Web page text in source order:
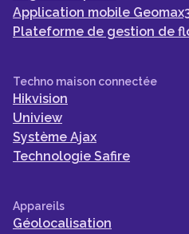
Application mobile
Plateforme de gestion de
Techno maison connectée
Hikvision
Uniview
Système Ajax
Technologie Safire
Appareils
Géolocalisation